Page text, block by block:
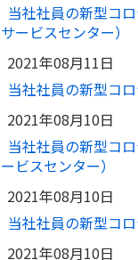
当社社員の新型コ
サービスセンター）
2021年08月11日
当社社員の新型コ
2021年08月10日
当社社員の新型コ
ービスセンター）
2021年08月10日
当社社員の新型コ
2021年08月10日